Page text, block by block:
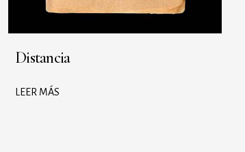
Distancia
LEER MÁS